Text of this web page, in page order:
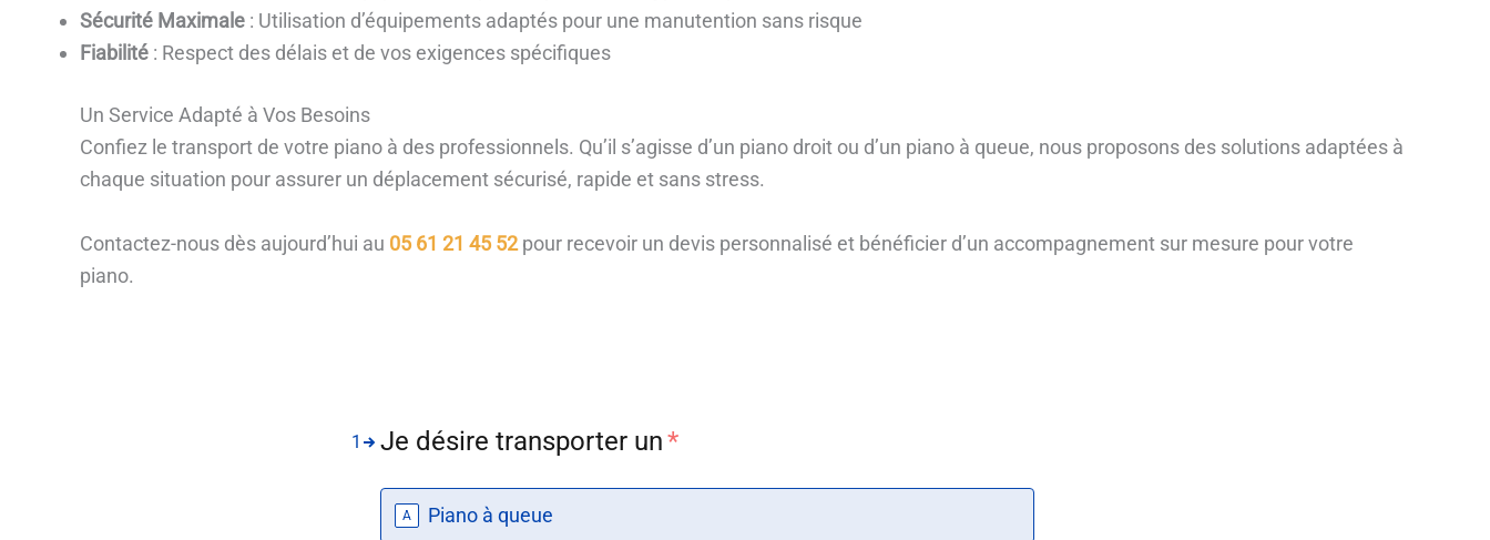
Sécurité Maximale : Utilisation d’équipements adaptés pour une manutention sans risque
Fiabilité : Respect des délais et de vos exigences spécifiques
Un Service Adapté à Vos Besoins
Confiez le transport de votre piano à des professionnels. Qu’il s’agisse d’un piano droit ou d’un piano à queue, nous proposons des solutions adaptées à
chaque situation pour assurer un déplacement sécurisé, rapide et sans stress.
Contactez-nous dès aujourd’hui au 05 61 21 45 52pour recevoir un devis personnalisé et bénéficier d’un accompagnement sur mesure pour votre
piano.
1 Je désire transporter un*
A Piano à queue